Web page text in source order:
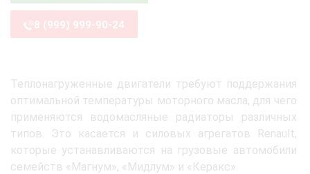
8 (999) 999-90-24
Теплонагруженные двигатели требуют поддержания
оптимальной температуры моторного масла, для чего
применяются водомасляные радиаторы различных
типов. Это касается и силовых агрегатов Renault,
которые устанавливаются на грузовые автомобили
семейств «Магнум», «Мидлум» и «Керакс».